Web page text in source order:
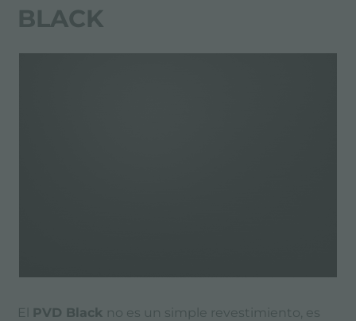
BLACK
El PVD Black no es un simple revestimiento, es